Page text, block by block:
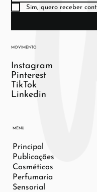
Sim, quero receber
MOVIMENTO
Instagram
Pinterest
TikTok
Linkedin
MENU
Principal
Publicações
Cosméticos
Perfumaria
Sensorial